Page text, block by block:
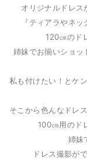
オリジナルドレス
『ティアラやネ
120㎝のド
姉妹でお揃いショッ
私も付けたい！とケ
そこから色んなドレ
100㎝用のド
姉妹
ドレス撮影が